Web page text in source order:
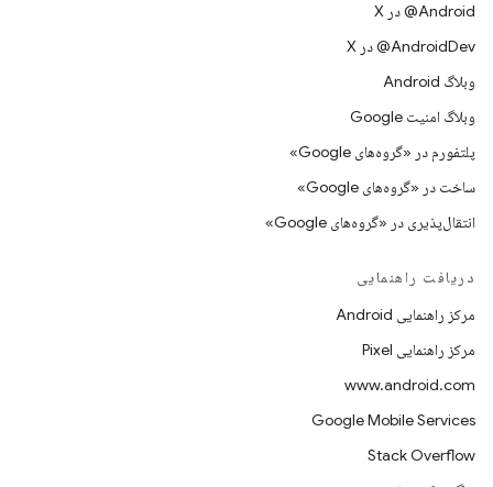
‫‎@Android در X
‫‎@AndroidDev در X
وبلاگ Android
وبلاگ امنیت Google
پلتفورم در «گروه‌های Google»
ساخت در «گروه‌های Google»
انتقال‌پذیری در «گروه‌های Google»
دریافت راهنمایی
مرکز راهنمایی Android
مرکز راهنمایی Pixel
www.android.com
Google Mobile Services
Stack Overflow